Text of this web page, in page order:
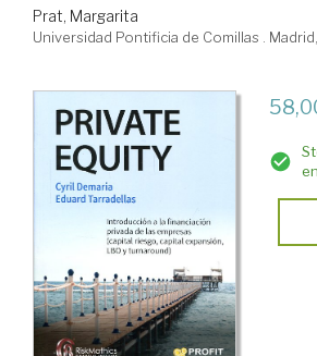
Prat, Margarita
Universidad Pontificia de Comillas .